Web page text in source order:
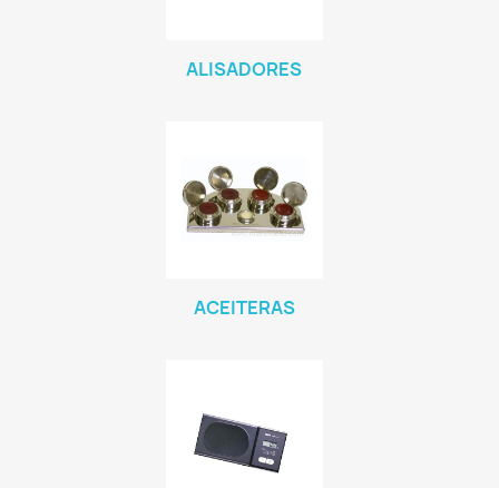
ALISADORES
ACEITERAS